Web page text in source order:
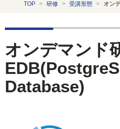
TOP > 研修 > 受講形態 > オン
オンデマンド
Database)